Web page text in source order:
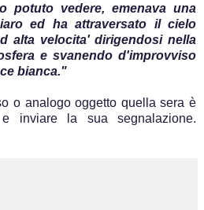
potuto vedere, emenava una
ed ha attraversato il cielo
alta velocita' dirigendosi nella
e svanendo d'improvviso
bianca."
o analogo oggetto quella sera è
inviare la sua segnalazione.